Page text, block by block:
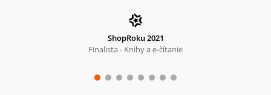
ShopRoku 2021
Finalista - Knihy a e-čítanie